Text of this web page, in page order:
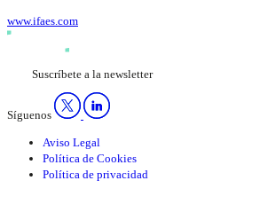
www.ifaes.com
Suscríbete a la newsletter
Síguenos
Aviso Legal
Política de Cookies
Política de privacidad